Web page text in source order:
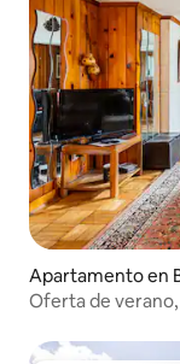
Apartamento en
Oferta de